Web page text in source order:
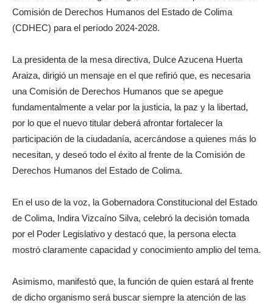
Comisión de Derechos Humanos del Estado de Colima
(CDHEC) para el período 2024-2028.
La presidenta de la mesa directiva, Dulce Azucena Huerta
Araiza, dirigió un mensaje en el que refirió que, es necesaria
una Comisión de Derechos Humanos que se apegue
fundamentalmente a velar por la justicia, la paz y la libertad,
por lo que el nuevo titular deberá afrontar fortalecer la
participación de la ciudadanía, acercándose a quienes más lo
necesitan, y deseó todo el éxito al frente de la Comisión de
Derechos Humanos del Estado de Colima.
En el uso de la voz, la Gobernadora Constitucional del Estado
de Colima, Indira Vizcaíno Silva, celebró la decisión tomada
por el Poder Legislativo y destacó que, la persona electa
mostró claramente capacidad y conocimiento amplio del tema.
Asimismo, manifestó que, la función de quien estará al frente
de dicho organismo será buscar siempre la atención de las